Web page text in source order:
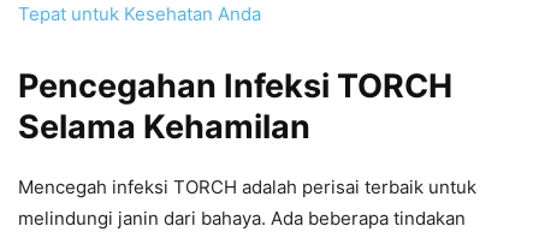
Tepat untuk Kesehatan Anda
Pencegahan Infeksi TORCH
Selama Kehamilan
Mencegah infeksi TORCH adalah perisai terbaik untuk
melindungi janin dari bahaya. Ada beberapa tindakan